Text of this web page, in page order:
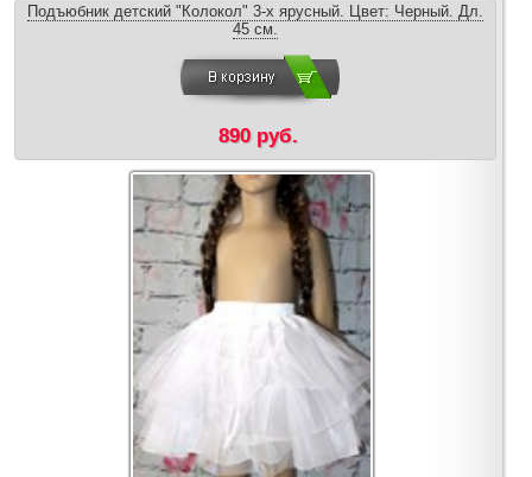
Подъюбник детский "Колокол" 3-х ярусный. Цвет: Черный. Дл.
45 см.
890 руб.